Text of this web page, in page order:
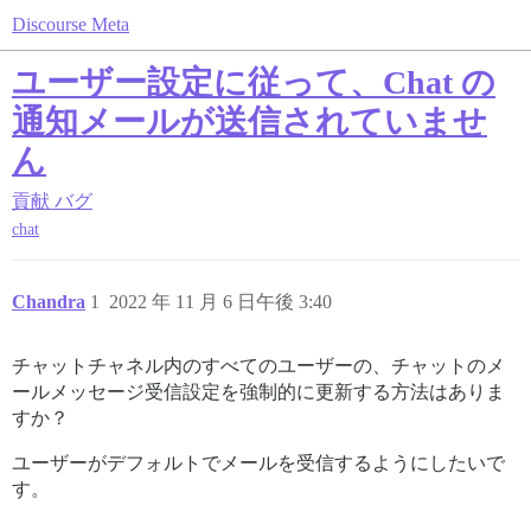
Discourse Meta
ユーザー設定に従って、Chat の
通知メールが送信されていませ
ん
貢献 バグ
chat
Chandra 2022 年 11 月 6 日午後 3:40
1
チャットチャネル内のすべてのユーザーの、チャットのメ
ールメッセージ受信設定を強制的に更新する方法はありま
すか？
ユーザーがデフォルトでメールを受信するようにしたいで
す。